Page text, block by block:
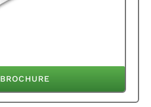
BROCHURE